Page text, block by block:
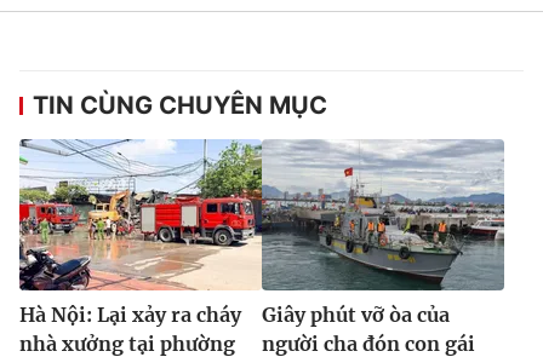
TIN CÙNG CHUYÊN MỤC
Hà Nội: Lại xảy ra cháy
nhà xưởng tại phường
Giây phút vỡ òa của
người cha đón con gái